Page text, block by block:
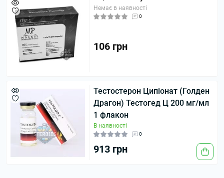
Немає в наявності
0
106 грн
Тестостерон Ципіонат (Голден
Драгон) Тестогед Ц 200 мг/мл
1 флакон
В наявності
0
913 грн